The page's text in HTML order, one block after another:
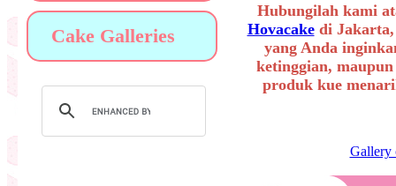
Cake Galleries
Hubungilah kami
Hovacakedi Jakarta,
yang Anda
ketinggian,
produk kue
Gallery